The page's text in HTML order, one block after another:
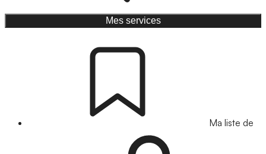
Mes services
Ma liste de